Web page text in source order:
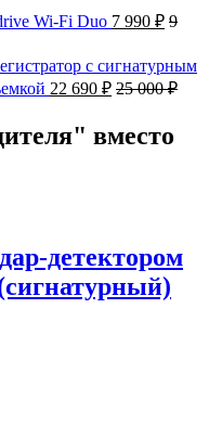
Wi-Fi Duo 7 990 ₽ 9
с сигнатурным
22 690 ₽ 25 000₽
вместо
детектором